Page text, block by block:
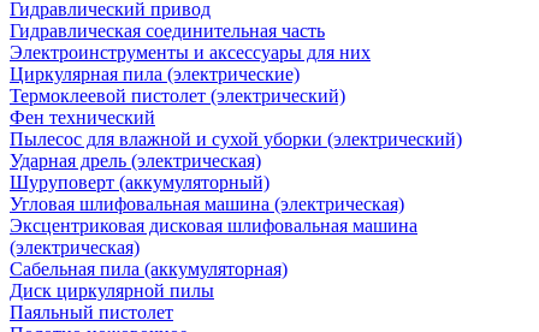
Гидравлический привод
Гидравлическая соединительная часть
Электроинструменты и аксессуары для них
Циркулярная пила (электрические)
Термоклеевой пистолет (электрический)
Фен технический
Пылесос для влажной и сухой уборки (электрический)
Ударная дрель (электрическая)
Шуруповерт (аккумуляторный)
Угловая шлифовальная машина (электрическая)
Эксцентриковая дисковая шлифовальная машина
(электрическая)
Сабельная пила (аккумуляторная)
Диск циркулярной пилы
Паяльный пистолет